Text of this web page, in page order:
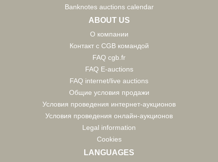
Banknotes auctions calendar
ABOUT US
О компании
Контакт с CGB командой
FAQ cgb.fr
FAQ E-auctions
FAQ internet/live auctions
Общие условия продажи
Условия проведения интернет-аукционов
Условия проведения онлайн-аукционов
Legal information
Cookies
LANGUAGES